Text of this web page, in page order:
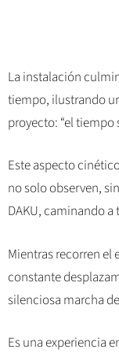
La instalación
tiempo, ilustrando
proyecto: “el tiempo
Este aspecto
no solo observen,
DAKU, caminando a
Mientras recorren el
constante
silenciosa marcha
Es una experiencia